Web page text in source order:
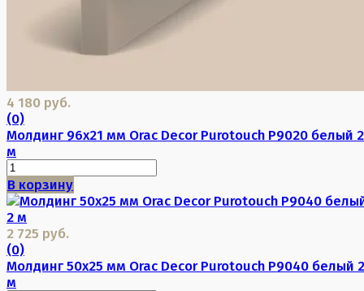
4 180 руб.
(0)
Молдинг 96х21 мм Orac Decor Purotouch P9020 белый 2
м
В корзину
2 725 руб.
(0)
Молдинг 50х25 мм Orac Decor Purotouch P9040 белый 2
м